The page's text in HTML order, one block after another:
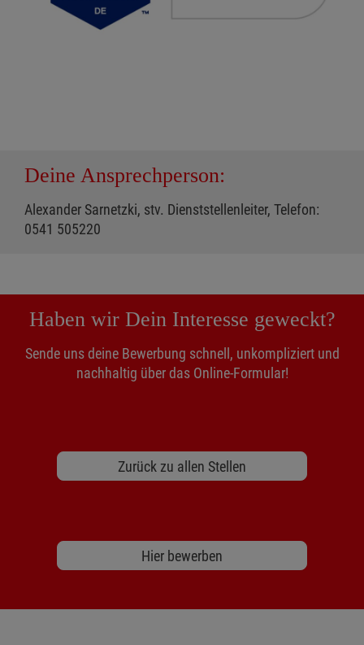
Deine Ansprechperson:
Alexander Sarnetzki, stv. Dienststellenleiter, Telefon:
0541 505220
Haben wir Dein Interesse geweckt?
Sende uns deine Bewerbung schnell, unkompliziert und
nachhaltig über das Online-Formular!
Zurück zu allen Stellen
Hier bewerben